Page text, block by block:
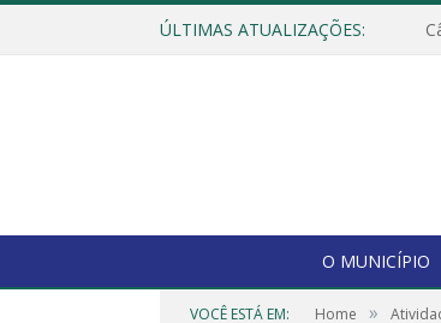
ÚLTIMAS ATUALIZAÇÕES:
O MUNICÍPIO
VOCÊ ESTÁ EM: Home »